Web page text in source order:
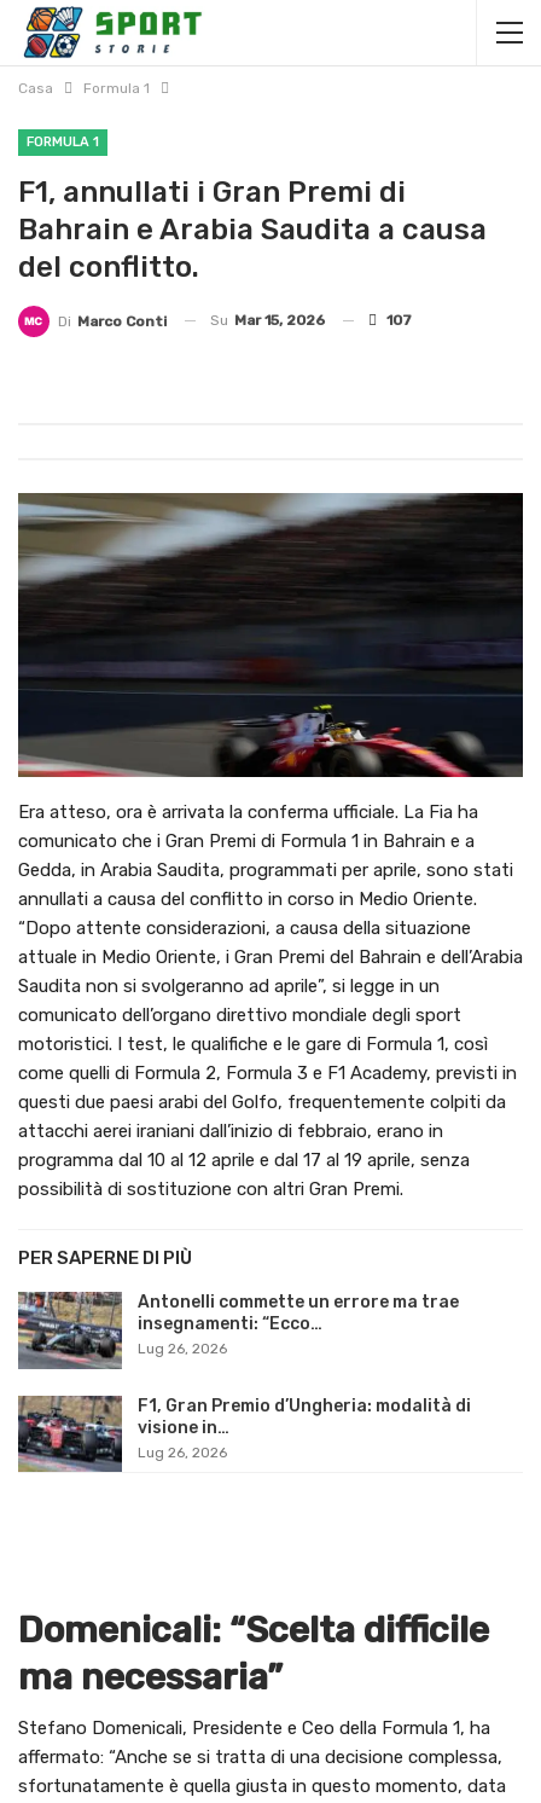
Casa Formula 1
FORMULA 1
F1, annullati i Gran Premi di
Bahrain e Arabia Saudita a causa
del conflitto.
Di Marco Conti Su Mar 15, 2026 107
Era atteso, ora è arrivata la conferma ufficiale. La Fia ha
comunicato che i Gran Premi di Formula 1 in Bahrain e a
Gedda, in Arabia Saudita, programmati per aprile, sono stati
annullati a causa del conflitto in corso in Medio Oriente.
“Dopo attente considerazioni, a causa della situazione
attuale in Medio Oriente, i Gran Premi del Bahrain e dell’Arabia
Saudita non si svolgeranno ad aprile”, si legge in un
comunicato dell’organo direttivo mondiale degli sport
motoristici. I test, le qualifiche e le gare di Formula 1, così
come quelli di Formula 2, Formula 3 e F1 Academy, previsti in
questi due paesi arabi del Golfo, frequentemente colpiti da
attacchi aerei iraniani dall’inizio di febbraio, erano in
programma dal 10 al 12 aprile e dal 17 al 19 aprile, senza
possibilità di sostituzione con altri Gran Premi.
PER SAPERNE DI PIÙ
Antonelli commette un errore ma trae
insegnamenti: “Ecco…
Lug 26, 2026
F1, Gran Premio d’Ungheria: modalità di
visione in…
Lug 26, 2026
Domenicali: “Scelta difficile
ma necessaria”
Stefano Domenicali, Presidente e Ceo della Formula 1, ha
affermato: “Anche se si tratta di una decisione complessa,
sfortunatamente è quella giusta in questo momento, data